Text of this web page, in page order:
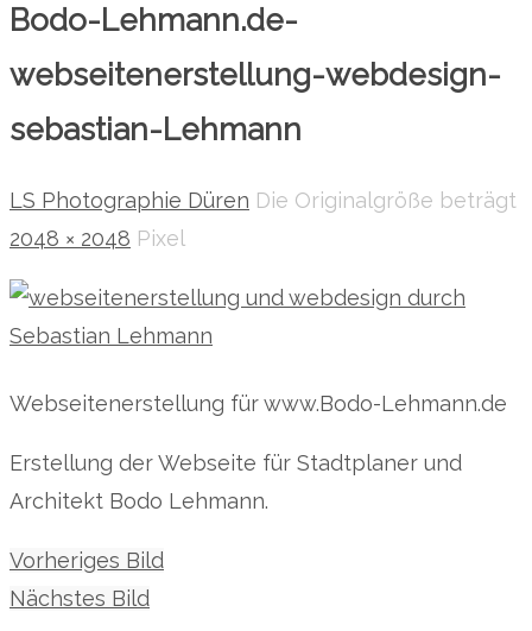
Bodo-Lehmann.de-
webseitenerstellung-webdesign-
sebastian-Lehmann
LS Photographie Düren Die Originalgröße beträgt
2048 × 2048 Pixel
Webseitenerstellung für www.Bodo-Lehmann.de
Erstellung der Webseite für Stadtplaner und
Architekt Bodo Lehmann.
Vorheriges Bild
Nächstes Bild